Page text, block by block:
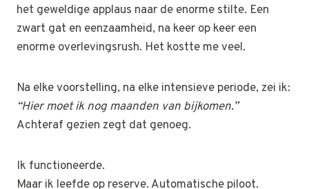
het geweldige applaus naar de enorme stilte. Een
zwart gat en eenzaamheid, na keer op keer een
enorme overlevingsrush. Het kostte me veel.
Na elke voorstelling, na elke intensieve periode, zei ik:
“Hier moet ik nog maanden van bijkomen.”
Achteraf gezien zegt dat genoeg.
Ik functioneerde.
Maar ik leefde op reserve. Automatische piloot.